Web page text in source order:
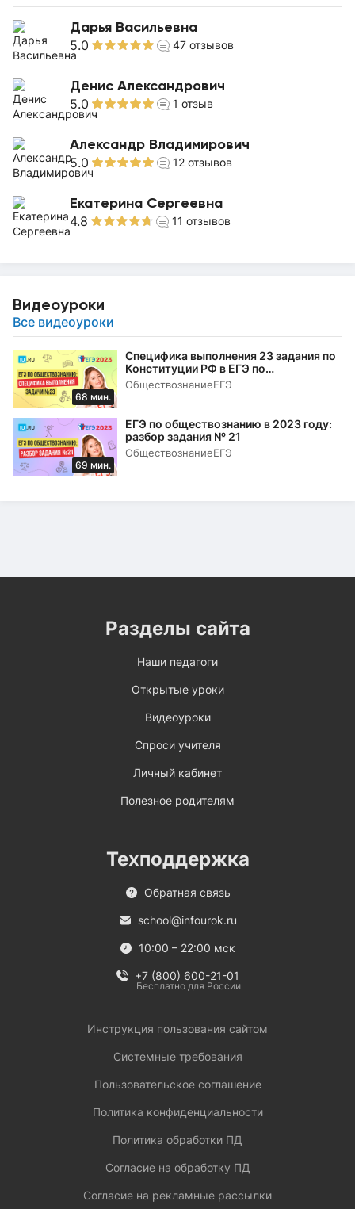
Дарья Васильевна
5.0 47 отзывов
Денис Александрович
5.0 1 отзыв
Александр Владимирович
5.0 12 отзывов
Екатерина Сергеевна
4.8 11 отзывов
Видеоуроки
Все видеоуроки
68 мин.
Специфика выполнения 23 задания по
Конституции РФ в ЕГЭ по
обществознанию в 2023 году
ОбществознаниеЕГЭ
69 мин.
ЕГЭ по обществознанию в 2023 году:
разбор задания № 21
ОбществознаниеЕГЭ
Разделы сайта
Наши педагоги
Открытые уроки
Видеоуроки
Спроси учителя
Личный кабинет
Полезное родителям
Техподдержка
Обратная связь
school@infourok.ru
10:00 – 22:00 мск
+7 (800) 600-21-01
Бесплатно для России
Инструкция пользования сайтом
Системные требования
Пользовательское соглашение
Политика конфиденциальности
Политика обработки ПД
Согласие на обработку ПД
Согласие на рекламные рассылки